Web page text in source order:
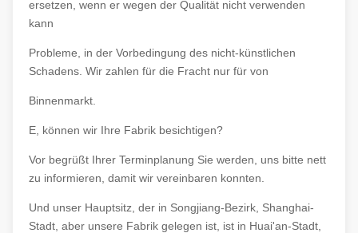
ersetzen, wenn er wegen der Qualität nicht verwenden
kann
Probleme, in der Vorbedingung des nicht-künstlichen
Schadens. Wir zahlen für die Fracht nur für von
Binnenmarkt.
E, können wir Ihre Fabrik besichtigen?
Vor begrüßt Ihrer Terminplanung Sie werden, uns bitte nett
zu informieren, damit wir vereinbaren konnten.
Und unser Hauptsitz, der in Songjiang-Bezirk, Shanghai-
Stadt, aber unsere Fabrik gelegen ist, ist in Huai'an-Stadt,